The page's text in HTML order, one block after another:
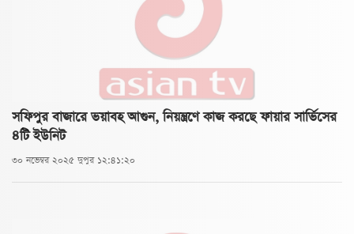
সফিপুর বাজারে ভয়াবহ আগুন, নিয়ন্ত্রণে কাজ করছে ফায়ার সার্ভিসের
৪টি ইউনিট
৩০ নভেম্বর ২০২৫ দুপুর ১২:৪১:২০